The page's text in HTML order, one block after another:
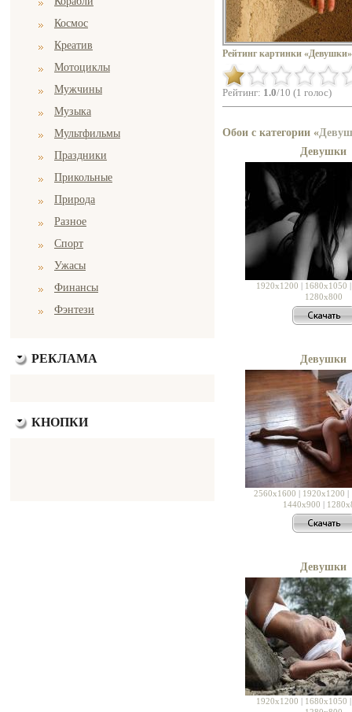
Космос
Креатив
Мотоциклы
Мужчины
Музыка
Мультфильмы
Праздники
Прикольные
Природа
Разное
Спорт
Ужасы
Финансы
Фэнтези
РЕКЛАМА
КНОПКИ
Рейтинг картинки
Рейтинг: 1.0/10 (1 голос)
Обои с категории «
Девушки
1920x1200 | 1680x1050
1280x800
Девушки
2560x1600 | 1920x1200 |
1440x900 |
Девушки
1920x1200 | 1680x1050